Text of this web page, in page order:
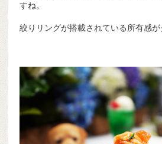
すね。
絞りリングが搭載されている所有感が